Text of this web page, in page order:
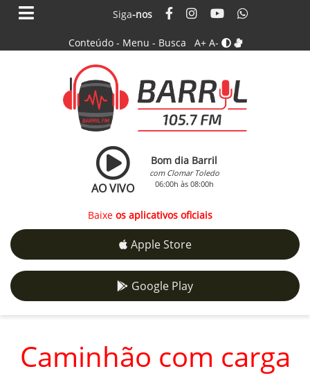
Siga-nos
Conteúdo - Menu - Busca A+ A-
AO VIVO
Bom dia Barril
com Clomar Toledo
06:00h às 08:00h
Baixe os aplicativos oficiais
Apple Store
Google Play
Caminhão com carga